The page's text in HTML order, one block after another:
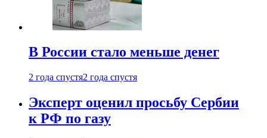
В России стало меньше денег
2 года спустя2 года спустя
Эксперт оценил просьбу Сербии
к РФ по газу